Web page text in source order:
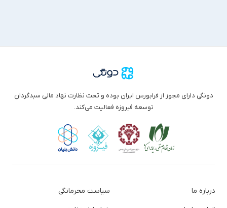
دونگی دارای مجوز از فرابورس ایران بوده و تحت نظارت نهاد مالی سبدگردان
توسعه فیروزه فعالیت می‌کند.
درباره ما
سیاست محرمانگی